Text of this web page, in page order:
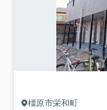
橿原市栄和町